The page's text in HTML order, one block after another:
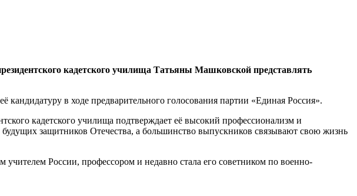
кадетского училища Татьяны Машковской представлять
в ходе предварительного голосования партии «Единая Россия».
кадетского училища подтверждает её высокий профессионализм и
защитников Отечества, а большинство выпускников связывают свою жизнь
России, профессором и недавно стала его советником по военно-